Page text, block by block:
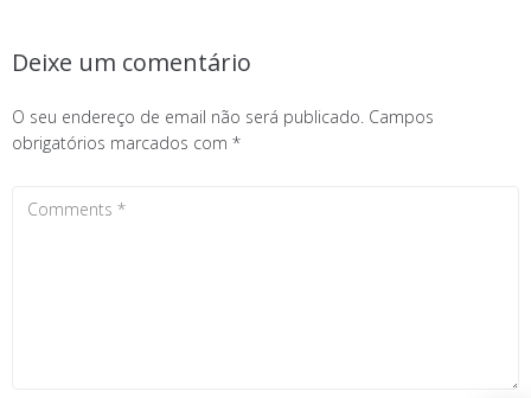
Deixe um comentário
O seu endereço de email não será publicado. Campos
obrigatórios marcados com *